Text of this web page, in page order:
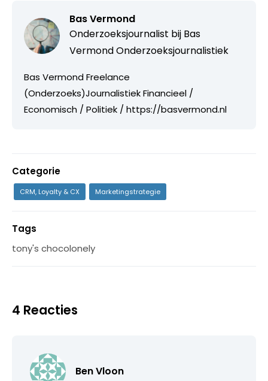
Bas Vermond
Onderzoeksjournalist bij Bas
Vermond Onderzoeksjournalistiek
Bas Vermond Freelance
(Onderzoeks)Journalistiek Financieel /
Economisch / Politiek / https://basvermond.nl
Categorie
CRM, Loyalty & CX Marketingstrategie
Tags
tony's chocolonely
4 Reacties
Ben Vloon